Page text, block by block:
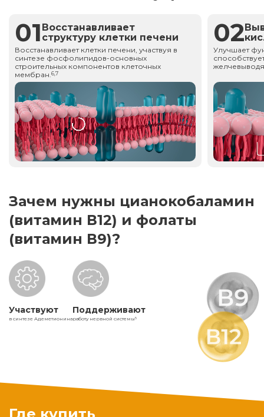
01 Восстанавливает
структуру клетки печени
Восстанавливает клетки печени, участвуя в
синтезе фосфолипидов-основных
строительных компонентов клеточных
мембран.6,7
02
Улучшает
Зачем нужны цианокобаламин
(витамин В12) и фолаты
(витамин В9)?
Участвуют
в синтезе Адеметионина
Поддерживают
работу нервной системы5